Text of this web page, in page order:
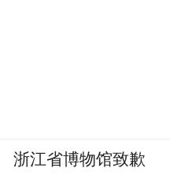
浙江省博物馆致歉